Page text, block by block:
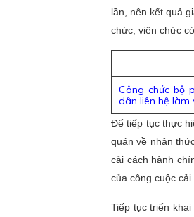
lần, nên kết quả
chức, viên chức
Công chức bộ
dân liên hệ
Để tiếp tục thực
quán về nhận
cải cách hành
của công cuộc cải
Tiếp tục triển